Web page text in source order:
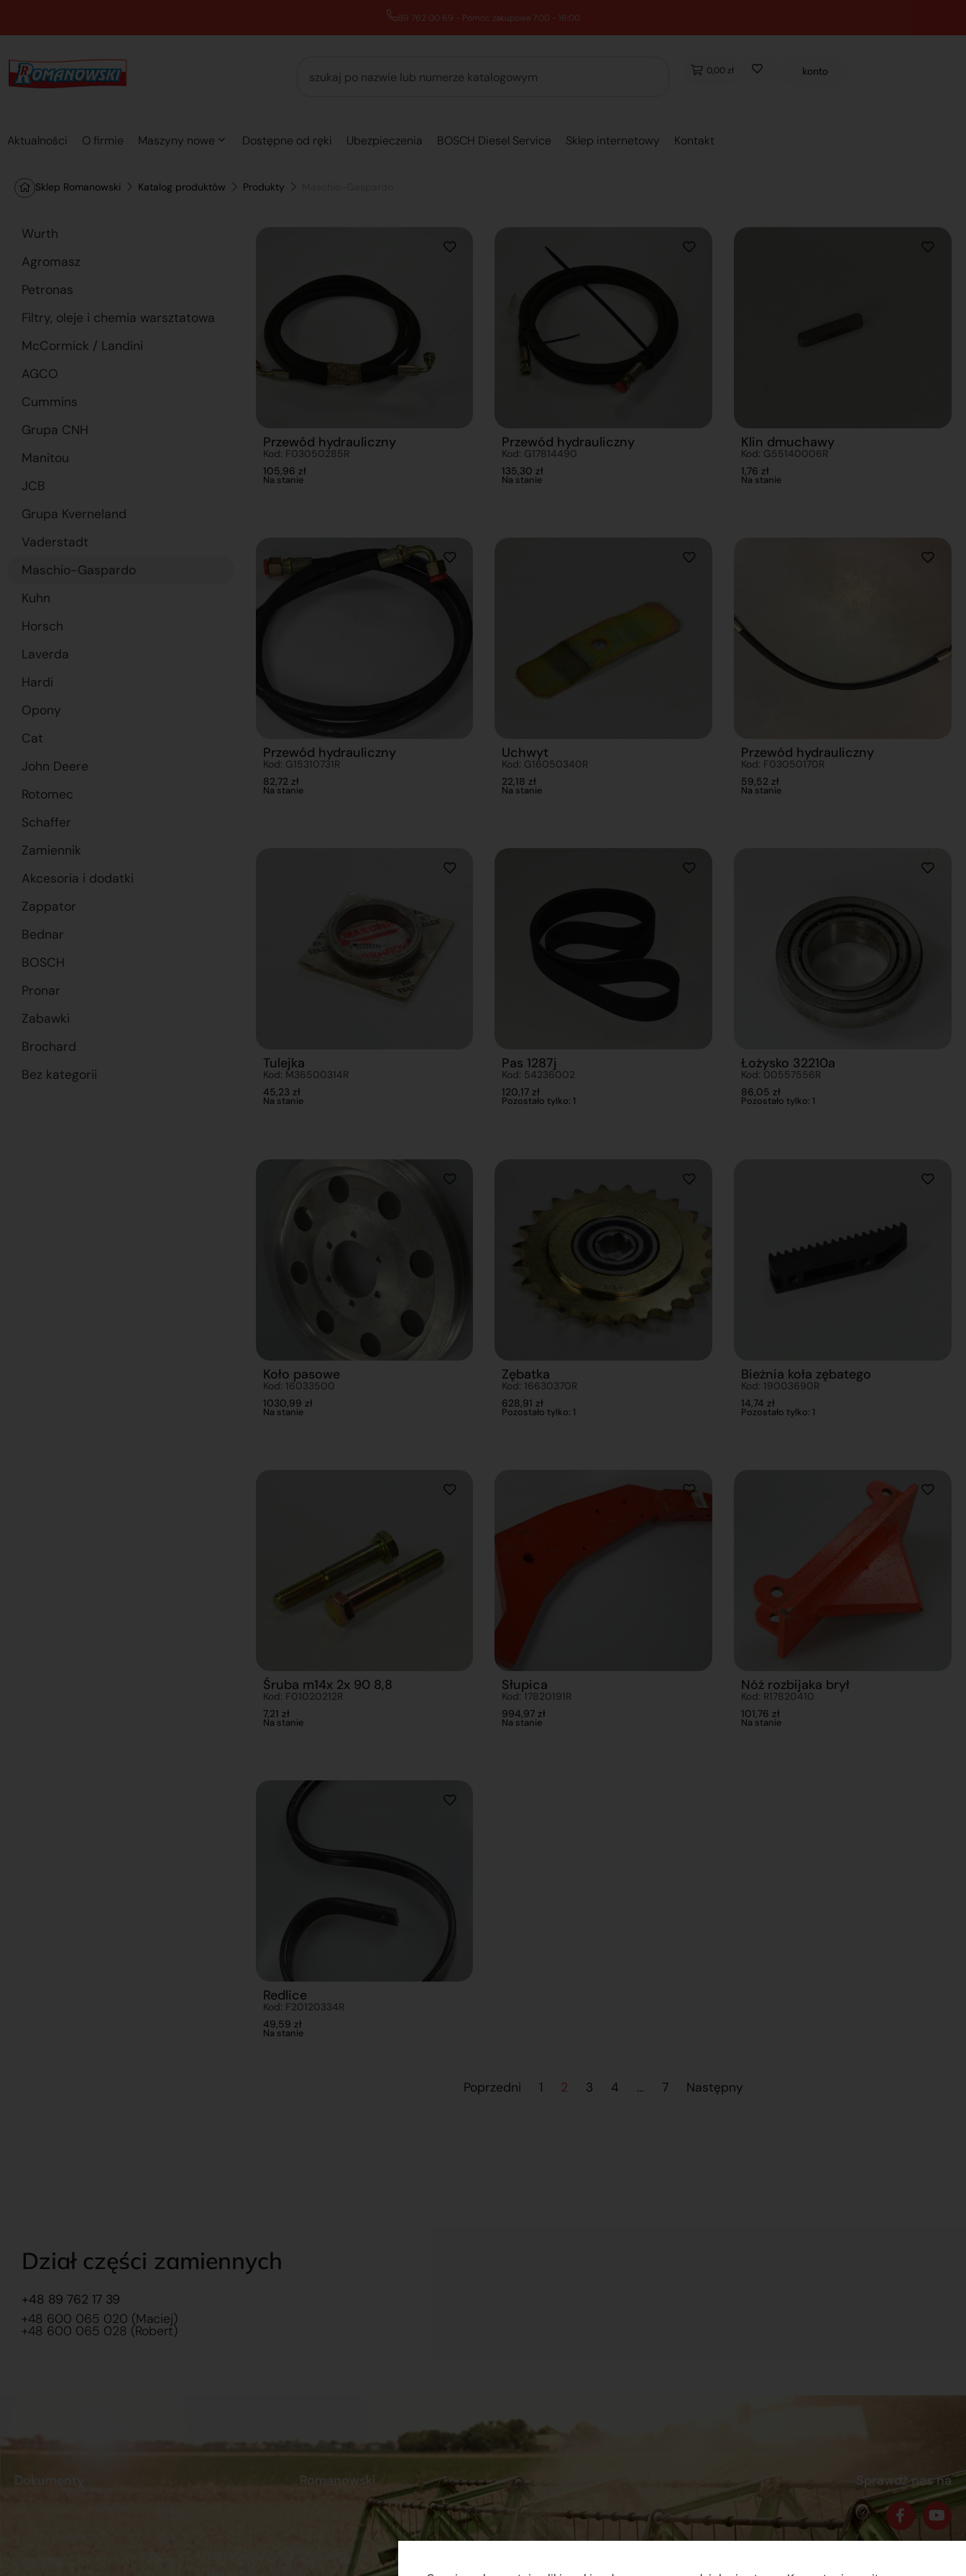
89 762 00 69 - Pomoc zakupowa 7:00 - 16:00
0,00 zł konto
Aktualności O firmie Maszyny nowe Dostępne od ręki Ubezpieczenia BOSCH Diesel Service Sklep internetowy Kontakt
Sklep Romanowski Katalog produktów Produkty
Wurth
Agromasz
Petronas
Filtry, oleje i chemia warsztatowa
McCormick / Landini
AGCO
Cummins
Grupa CNH
Manitou
JCB
Grupa Kverneland
Vaderstadt
Maschio-Gaspardo
Kuhn
Horsch
Laverda
Hardi
Opony
Cat
John Deere
Rotomec
Schaffer
Zamiennik
Akcesoria i dodatki
Zappator
Bednar
BOSCH
Pronar
Zabawki
Brochard
Bez kategorii
Przewód hydrauliczny
Kod: F03050285R
105,96 zł
Na stanie
Przewód hydrauliczny
Kod: G17814490
135,30 zł
Na stanie
Klin dmuchawy
Kod: G55140006R
1,76 zł
Na stanie
Przewód hydrauliczny
Kod: G15310731R
82,72 zł
Na stanie
Uchwyt
Kod: G16050340R
22,18 zł
Na stanie
Przewód hydrauliczny
Kod: F03050170R
59,52 zł
Na stanie
Tulejka
Kod: M36500314R
45,23 zł
Na stanie
Pas 1287j
Kod: 54236002
120,17 zł
Pozostało tylko: 1
Łożysko 32210a
Kod: 00557556R
86,05 zł
Pozostało tylko: 1
Koło pasowe
Kod: 16033500
1030,99 zł
Na stanie
Zębatka
Kod: 16630370R
628,91 zł
Pozostało tylko: 1
Bieżnia koła zębatego
Kod: 19003690R
14,74 zł
Pozostało tylko: 1
Śruba m14x 2x 90 8,8
Kod: F01020212R
7,21 zł
Na stanie
Słupica
Kod: 17820191R
994,97 zł
Na stanie
Nóż rozbijaka brył
Kod: R17820410
101,76 zł
Na stanie
Redlice
Kod: F20120334R
49,59 zł
Na stanie
Poprzedni 1 2 3 4 … 7 Następny
Dział części zamiennych
+48 89 762 17 39
+48 600 065 020 (Maciej)
+48 600 065 028 (Robert)
Dokumenty Romanowski
Sklep internetowy
Praca
Ubezpieczenia
Sprawdź nas na